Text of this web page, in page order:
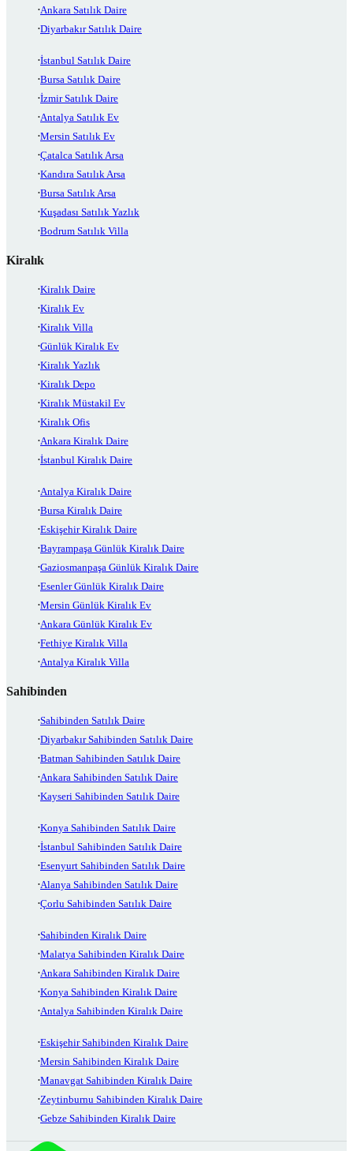
Ankara Satılık Daire
Diyarbakır Satılık Daire
İstanbul Satılık Daire
Bursa Satılık Daire
İzmir Satılık Daire
Antalya Satılık Ev
Mersin Satılık Ev
Çatalca Satılık Arsa
Kandıra Satılık Arsa
Bursa Satılık Arsa
Kuşadası Satılık Yazlık
Bodrum Satılık Villa
Kiralık
Kiralık Daire
Kiralık Ev
Kiralık Villa
Günlük Kiralık Ev
Kiralık Yazlık
Kiralık Depo
Kiralık Müstakil Ev
Kiralık Ofis
Ankara Kiralık Daire
İstanbul Kiralık Daire
Antalya Kiralık Daire
Bursa Kiralık Daire
Eskişehir Kiralık Daire
Bayrampaşa Günlük Kiralık Daire
Gaziosmanpaşa Günlük Kiralık Daire
Esenler Günlük Kiralık Daire
Mersin Günlük Kiralık Ev
Ankara Günlük Kiralık Ev
Fethiye Kiralık Villa
Antalya Kiralık Villa
Sahibinden
Sahibinden Satılık Daire
Diyarbakır Sahibinden Satılık Daire
Batman Sahibinden Satılık Daire
Ankara Sahibinden Satılık Daire
Kayseri Sahibinden Satılık Daire
Konya Sahibinden Satılık Daire
İstanbul Sahibinden Satılık Daire
Esenyurt Sahibinden Satılık Daire
Alanya Sahibinden Satılık Daire
Çorlu Sahibinden Satılık Daire
Sahibinden Kiralık Daire
Malatya Sahibinden Kiralık Daire
Ankara Sahibinden Kiralık Daire
Konya Sahibinden Kiralık Daire
Antalya Sahibinden Kiralık Daire
Eskişehir Sahibinden Kiralık Daire
Mersin Sahibinden Kiralık Daire
Manavgat Sahibinden Kiralık Daire
Zeytinburnu Sahibinden Kiralık Daire
Gebze Sahibinden Kiralık Daire